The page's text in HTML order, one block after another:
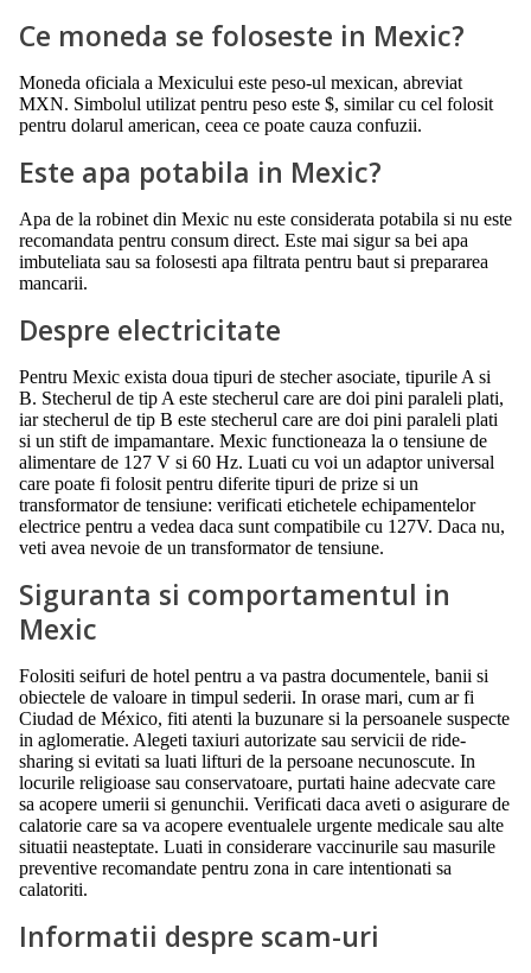
Ce moneda se foloseste in Mexic?
Moneda oficiala a Mexicului este peso-ul mexican, abreviat
MXN. Simbolul utilizat pentru peso este $, similar cu cel folosit
pentru dolarul american, ceea ce poate cauza confuzii.
Este apa potabila in Mexic?
Apa de la robinet din Mexic nu este considerata potabila si nu este
recomandata pentru consum direct. Este mai sigur sa bei apa
imbuteliata sau sa folosesti apa filtrata pentru baut si prepararea
mancarii.
Despre electricitate
Pentru Mexic exista doua tipuri de stecher asociate, tipurile A si
B. Stecherul de tip A este stecherul care are doi pini paraleli plati,
iar stecherul de tip B este stecherul care are doi pini paraleli plati
si un stift de impamantare. Mexic functioneaza la o tensiune de
alimentare de 127 V si 60 Hz. Luati cu voi un adaptor universal
care poate fi folosit pentru diferite tipuri de prize si un
transformator de tensiune: verificati etichetele echipamentelor
electrice pentru a vedea daca sunt compatibile cu 127V. Daca nu,
veti avea nevoie de un transformator de tensiune.
Siguranta si comportamentul in
Mexic
Folositi seifuri de hotel pentru a va pastra documentele, banii si
obiectele de valoare in timpul sederii. In orase mari, cum ar fi
Ciudad de México, fiti atenti la buzunare si la persoanele suspecte
in aglomeratie. Alegeti taxiuri autorizate sau servicii de ride-
sharing si evitati sa luati lifturi de la persoane necunoscute. In
locurile religioase sau conservatoare, purtati haine adecvate care
sa acopere umerii si genunchii. Verificati daca aveti o asigurare de
calatorie care sa va acopere eventualele urgente medicale sau alte
situatii neasteptate. Luati in considerare vaccinurile sau masurile
preventive recomandate pentru zona in care intentionati sa
calatoriti.
Informatii despre scam-uri